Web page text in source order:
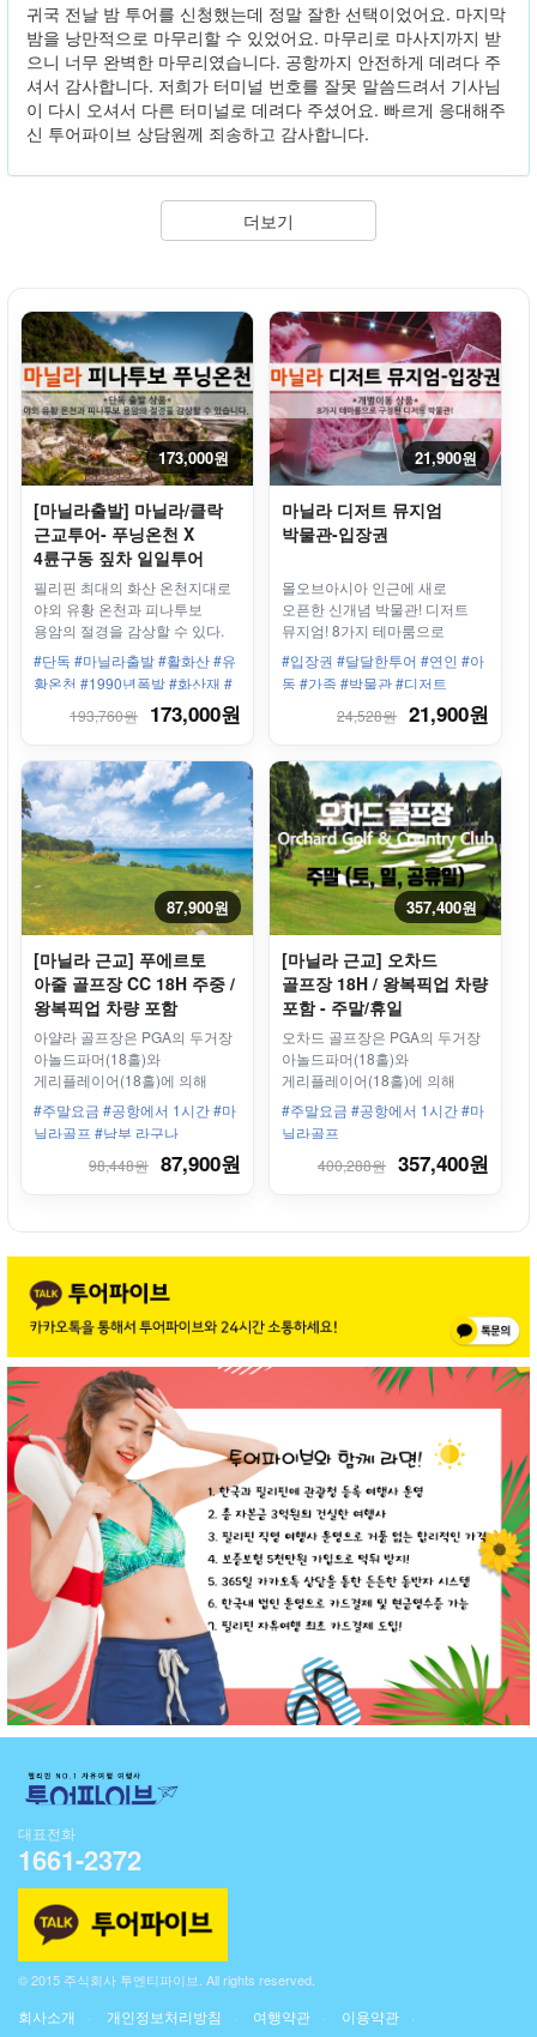
귀국 전날 밤 투어를 신청했는데 정말 잘한 선택이었어요. 마지막
밤을 낭만적으로 마무리할 수 있었어요. 마무리로 마사지까지 받
으니 너무 완벽한 마무리였습니다. 공항까지 안전하게 데려다 주
셔서 감사합니다. 저희가 터미널 번호를 잘못 말씀드려서 기사님
이 다시 오셔서 다른 터미널로 데려다 주셨어요. 빠르게 응대해주
신 투어파이브 상담원께 죄송하고 감사합니다.
더보기
173,000원
[마닐라출발] 마닐라/클락
근교투어- 푸닝온천 X
4륜구동 짚차 일일투어
필리핀 최대의 화산 온천지대로
야외 유황 온천과 피나투보
용암의 절경을 감상할 수 있다.
온천욕 뿐만 아니라 화산재
찜질이 매력 포인트!
#단독 #마닐라출발 #활화산 #유
황온천 #1990년폭발 #화산재 #
온천욕 #4륜구동 #짚차
193,760원 173,000원
21,900원
마닐라 디저트 뮤지엄
박물관-입장권
몰오브아시아 인근에 새로
오픈한 신개념 박물관! 디저트
뮤지엄! 8가지 테마룸으로
구성되어 있습니다. 5~6가지
디저트도 즐기세요!
#입장권 #달달한투어 #연인 #아
동 #가족 #박물관 #디저트
24,528원 21,900원
87,900원
[마닐라 근교] 푸에르토
아줄 골프장 CC 18H 주중 /
왕복픽업 차량 포함
아얄라 골프장은 PGA의 두거장
아놀드파머(18홀)와
게리플레이어(18홀)에 의해
설계된 36홀의 골프장
#주말요금 #공항에서 1시간 #마
닐라골프 #남부 라구나
98,448원 87,900원
357,400원
[마닐라 근교] 오차드
골프장 18H / 왕복픽업 차량
포함 - 주말/휴일
오차드 골프장은 PGA의 두거장
아놀드파머(18홀)와
게리플레이어(18홀)에 의해
설계된 36홀의 골프장
#주말요금 #공항에서 1시간 #마
닐라골프
400,288원 357,400원
대표전화
1661-2372
© 2015 주식회사 투엔티파이브. All rights reserved.
회사소개 개인정보처리방침 여행약관
이용약관